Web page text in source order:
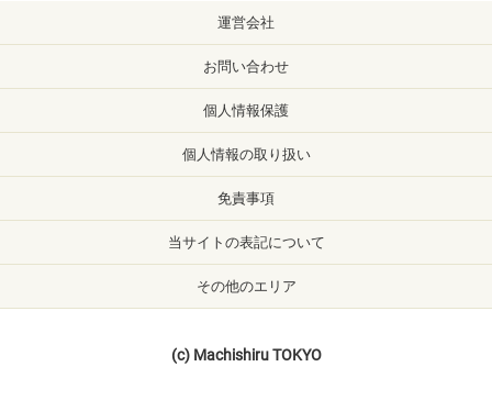
運営会社
お問い合わせ
個人情報保護
個人情報の取り扱い
免責事項
当サイトの表記について
その他のエリア
(c) Machishiru TOKYO